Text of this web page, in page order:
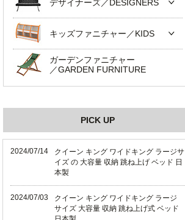
デザイナーズ／DESIGNERS
キッズファニチャー／KIDS
ガーデンファニチャー
／GARDEN FURNITURE
PICK UP
2024/07/14
クイーン キング ワイドキング ラージサ
イズ の 大容量 収納 跳ね上げ ベッド 日
本製
2024/07/03
クイーン キング ワイドキング ラージ
サイズ 大容量 収納 跳ね上げ式 ベッド